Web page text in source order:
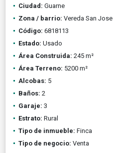
Ciudad: Guarne
Zona / barrio: Vereda San Jose
Código: 6818113
Estado: Usado
Área Construida: 245 m²
Área Terreno: 5200 m²
Alcobas: 5
Baños: 2
Garaje: 3
Estrato: Rural
Tipo de inmueble: Finca
Tipo de negocio: Venta